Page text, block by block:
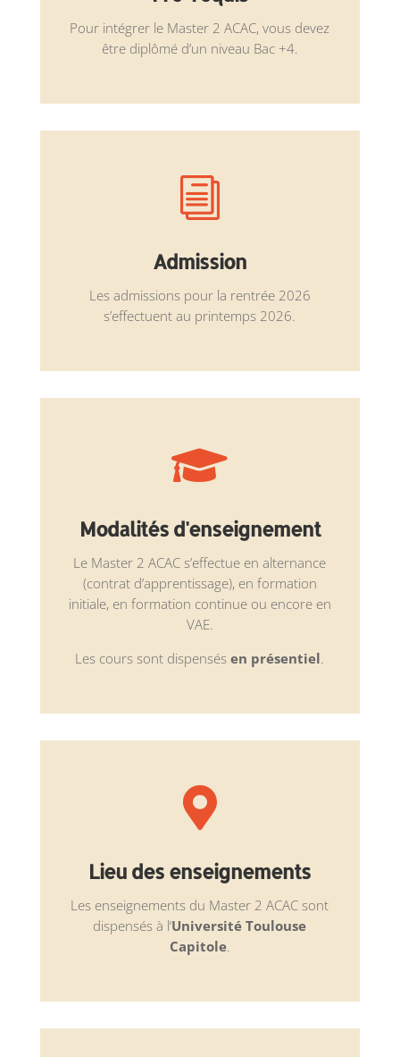
Pour intégrer le Master 2 ACAC, vous devez
être diplômé d’un niveau Bac +4.
i
Admission
Les admissions pour la rentrée 2026
s’effectuent au printemps 2026.

Modalités d'enseignement
Le Master 2 ACAC s’effectue en alternance
(contrat d’apprentissage), en formation
initiale, en formation continue ou encore en
VAE.
Les cours sont dispensésen présentiel.

Lieu des enseignements
Les enseignements du Master 2 ACAC sont
dispensés à l’Université Toulouse
Capitole.